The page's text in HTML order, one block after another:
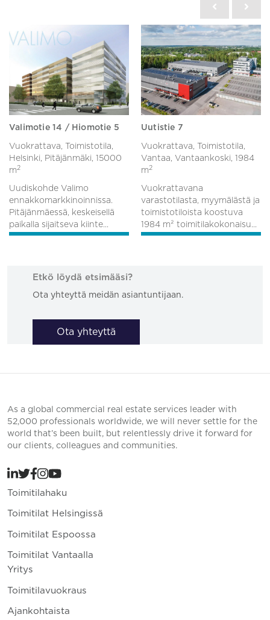
Valimotie 14 / Hiomotie 5
Vuokrattava, Toimistotila,
Helsinki, Pitäjänmäki, 15000
m 2
Uudiskohde Valimo
ennakkomarkkinoinnissa.
Pitäjänmäessä, keskeisellä
paikalla sijaitseva kiinte...
Uutistie 7
Vuokrattava, Toimistotila,
Vantaa, Vantaankoski, 1984
m 2
Vuokrattavana
varastotilasta, myymälästä ja
toimistotiloista koostuva
1984 m² toimitilakokonaisu...
Etkö löydä etsimääsi?
Ota yhteyttä meidän asiantuntijaan.
Ota yhteyttä
As a global commercial real estate services leader with
52,000 professionals worldwide, we will never settle for the
world that’s been built, but relentlessly drive it forward for
our clients, colleagues and communities.
Toimitilahaku
Toimitilat Helsingissä
Toimitilat Espoossa
Toimitilat Vantaalla
Yritys
Toimitilavuokraus
Ajankohtaista